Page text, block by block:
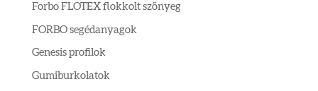
Forbo FLOTEX flokkolt szőnyeg
FORBO segédanyagok
Genesis profilok
Gumiburkolatok